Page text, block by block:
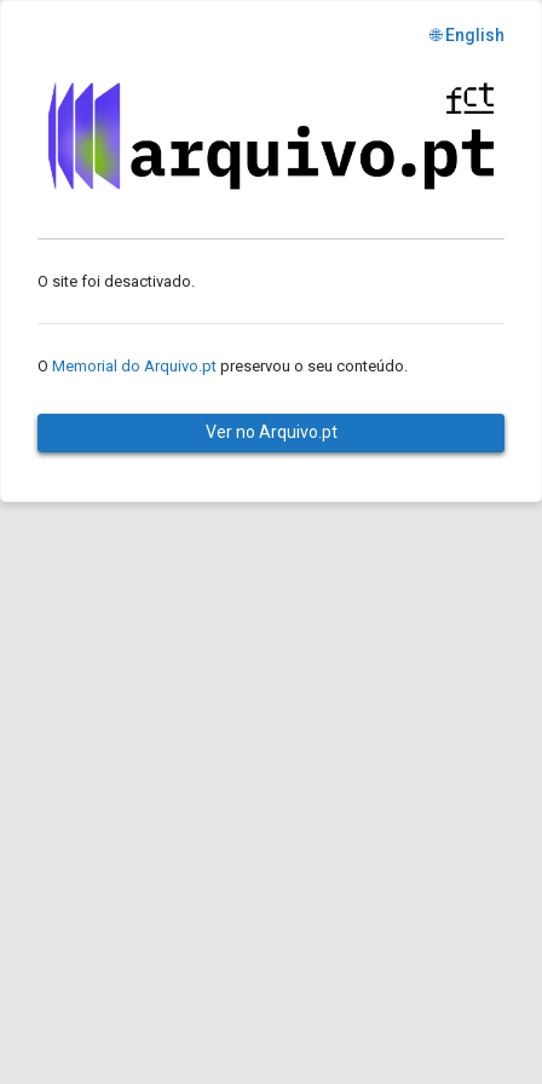
🌐 English
O site foi desactivado.
O Memorial do Arquivo.pt preservou o seu conteúdo.
Ver no Arquivo.pt